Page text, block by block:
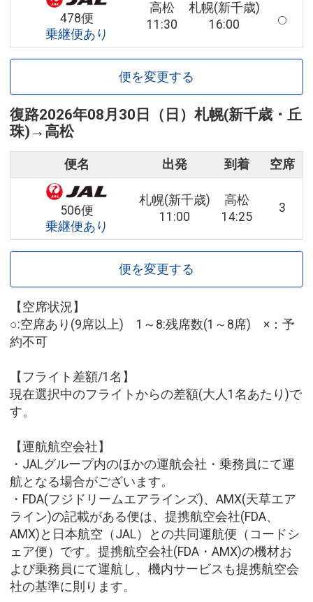
478便
乗継便あり
高松
11:30
札幌(新千歳)
16:00
便を変更する
復路2026年08月30日（日） 札幌(新千歳・丘
珠) → 高松
便名 出発 到着 空席
506便
乗継便あり
札幌(新千歳)
11:00
高松
14:25
3
便を変更する
【空席状況】
○:空席あり(9席以上) 1～8:残席数(1～8席) ×：予
約不可
【フライト差額/1名】
現在選択中のフライトからの差額(大人1名あたり)で
す。
【運航航空会社】
・JALグループ内のほかの運航会社・乗務員にて運
航となる場合がございます。
・FDA(フジドリームエアラインズ)、AMX(天草エア
ライン)の記載がある便は、提携航空会社(FDA、
AMX)と日本航空（JAL）との共同運航便（コードシ
ェア便）です。提携航空会社(FDA・AMX)の機材お
よび乗務員にて運航し、機内サービスも提携航空会
社の基準に則ります。